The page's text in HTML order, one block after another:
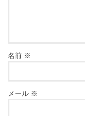
名前 ※
メール ※